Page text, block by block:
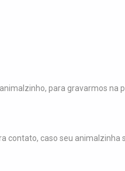
para gravarmos na
contato, caso seu animalzinha